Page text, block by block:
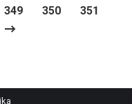
349 350
351